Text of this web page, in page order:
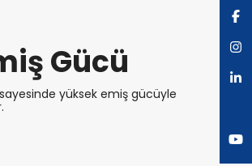
Gücü
yüksek emiş gücüyle